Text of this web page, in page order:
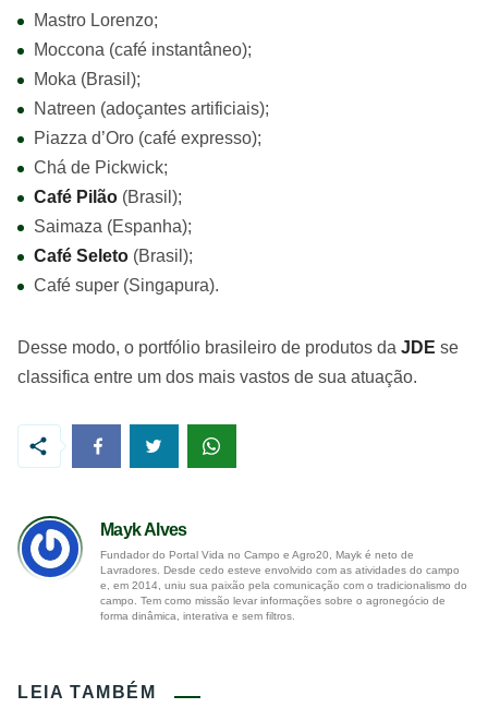
Mastro Lorenzo;
Moccona (café instantâneo);
Moka (Brasil);
Natreen (adoçantes artificiais);
Piazza d’Oro (café expresso);
Chá de Pickwick;
Café Pilão (Brasil);
Saimaza (Espanha);
Café Seleto (Brasil);
Café super (Singapura).
Desse modo, o portfólio brasileiro de produtos da JDE se
classifica entre um dos mais vastos de sua atuação.
Mayk Alves
Fundador do Portal Vida no Campo e Agro20, Mayk é neto de
Lavradores. Desde cedo esteve envolvido com as atividades do campo
e, em 2014, uniu sua paixão pela comunicação com o tradicionalismo do
campo. Tem como missão levar informações sobre o agronegócio de
forma dinâmica, interativa e sem filtros.
LEIA TAMBÉM